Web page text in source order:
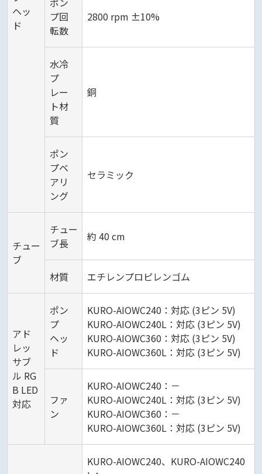
ヘッ
ド
プ回
転数
2800 rpm ±10%
水冷
プ
レー
ト材
質
銅
ポン
プベ
アリ
ング
セラミック
チュー
ブ
チュー
ブ長
約 40 cm
材質 エチレンプロピレンゴム
アド
レッ
サブ
ル RG
B LED
対応
ポン
プ
ヘッ
ド
KURO-AIOWC240：対応 (3ピン 5V)
KURO-AIOWC240L：対応 (3ピン 5V)
KURO-AIOWC360：対応 (3ピン 5V)
KURO-AIOWC360L：対応 (3ピン 5V)
ファ
ン
KURO-AIOWC240：－
KURO-AIOWC240L：対応 (3ピン 5V)
KURO-AIOWC360：－
KURO-AIOWC360L：対応 (3ピン 5V)
KURO-AIOWC240、KURO-AIOWC240